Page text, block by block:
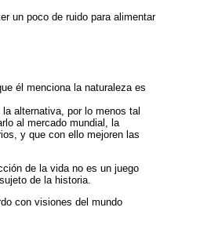
un poco de ruido para alimentar
él menciona la naturaleza es
alternativa, por lo menos tal
al mercado mundial, la
y que con ello mejoren las
de la vida no es un juego
de la historia.
con visiones del mundo